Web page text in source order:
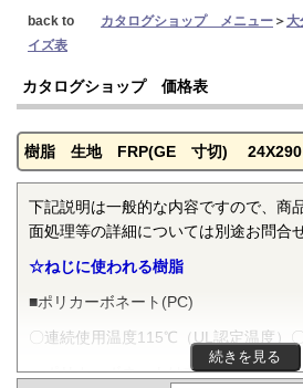
back to カタログショップ メニュー ＞大
イズ表
カタログショップ 価格表
樹脂 生地 FRP(GE 寸切) 24X290
下記説明は一般的な内容ですので、商
面処理等の詳細については別途お問合
☆ねじに使われる樹脂
■ポリカーボネート(PC)
〇連続使用温度115℃（UL認定温度）
ポリカーボネートは非晶性のエンジ
続きを見る